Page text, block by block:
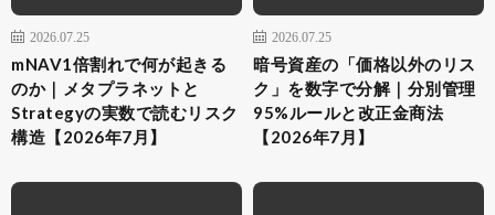
2026.07.25
mNAV1倍割れで何が起きる
のか｜メタプラネットと
Strategyの実数で読むリスク
構造【2026年7月】
2026.07.25
暗号資産の「価格以外のリス
ク」を数字で分解｜分別管理
95%ルールと改正金商法
【2026年7月】